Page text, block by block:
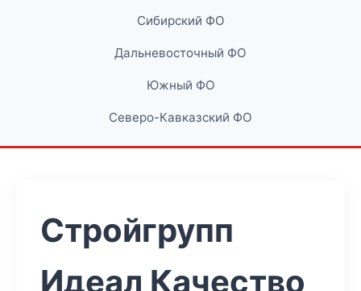
Сибирский ФО
Дальневосточный ФО
Южный ФО
Северо-Кавказский ФО
Стройгрупп
Идеал Качество